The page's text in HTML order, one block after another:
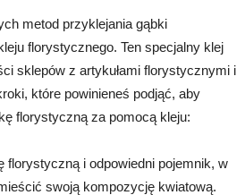
metod przyklejania gąbki
florystycznego. Ten specjalny klej
sklepów z artykułami florystycznymi i
które powinieneś podjąć, aby
florystyczną za pomocą kleju:
florystyczną i odpowiedni pojemnik, w
swoją kompozycję kwiatową.